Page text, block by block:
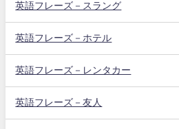
英語フレーズ－スラング
英語フレーズ－ホテル
英語フレーズ－レンタカー
英語フレーズ－友人